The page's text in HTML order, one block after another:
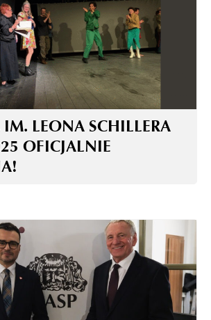
LEONA SCHILLERA
OFICJALNIE